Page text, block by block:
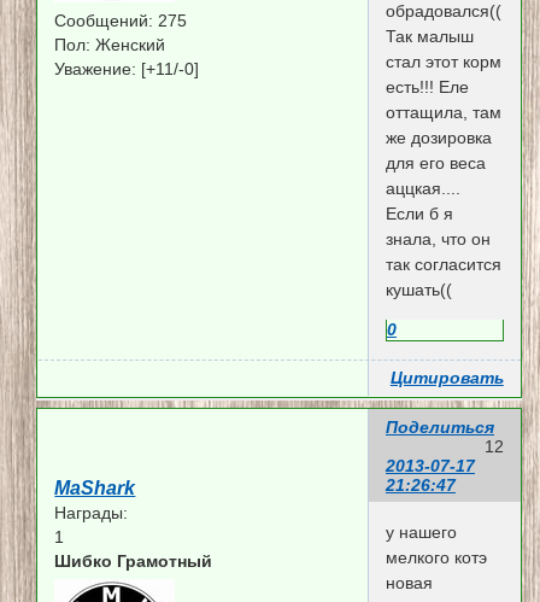
Сообщений: 275
Пол: Женский
Уважение: [+11/-0]
обрадовался((
Так малыш
стал этот корм
есть!!! Еле
оттащила, там
же дозировка
для его веса
аццкая....
Если б я
знала, что он
так согласится
кушать((
0
Цитировать
Поделиться
12
2013-07-17
21:26:47
MaShark
Награды:
1
Шибко Грамотный
у нашего
мелкого котэ
новая